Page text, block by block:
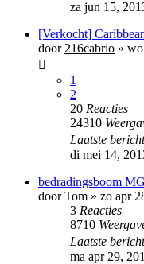
za jun 15,
[Verkocht]
door 216cabrio »
1
2
20 Reacties
24310
Laatste
di mei 14,
bedradingsboom
doorTom » zo apr
3 Reacties
8710
Laatste
ma apr 29,